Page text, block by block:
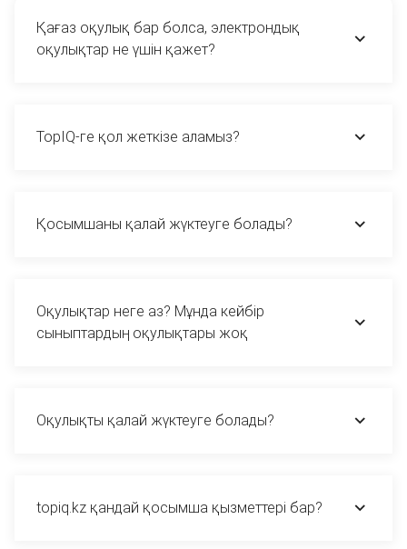
Қағаз оқулық бар болса, электрондық
оқулықтар не үшін қажет?
TopIQ-ге қол жеткізе аламыз?
Қосымшаны қалай жүктеуге болады?
Оқулықтар неге аз? Мұнда кейбір
сыныптардың оқулықтары жоқ
Оқулықты қалай жүктеуге болады?
topiq.kz қандай қосымша қызметтері бар?